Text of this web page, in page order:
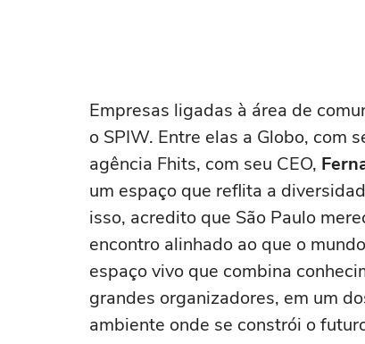
Empresas ligadas à área de
o SPIW. Entre elas a Globo, com
agência Fhits, com seu CEO,
um espaço que reflita a
isso, acredito que São Paulo
encontro alinhado ao que o
espaço vivo que combina
grandes organizadores, em um
ambiente onde se constrói o